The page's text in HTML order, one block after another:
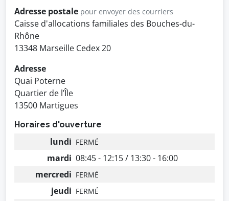
Adresse postale pour envoyer des courriers
Caisse d'allocations familiales des Bouches-du-
Rhône
13348 Marseille Cedex 20
Adresse
Quai Poterne
Quartier de l’Île
13500 Martigues
Horaires d'ouverture
lundi FERMÉ
mardi 08:45 - 12:15 / 13:30 - 16:00
mercredi FERMÉ
jeudi FERMÉ